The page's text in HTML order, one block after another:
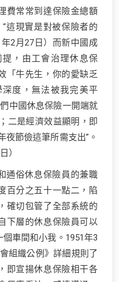
費常常到達保險金總額
這現實是對被保險者的
2月27日）而新中國成
，由工會治理休息保
「牛先生，你的愛缺乏
度，無法被我完美平
中國休息保險一開端就
二是經濟效益顯明，即
夜節儉這筆所需支出”。
）
通俗休息保險員的兼職
百分之五十一點二，陷
確切包管了全部系統的
下層的休息保險員可以
車間和小我。1951年3
組織公例》詳細規則了
即宣揚休息保險相干各